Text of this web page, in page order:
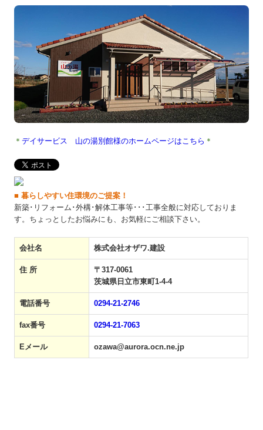
■ 暮らしやすい住環境のご提案！
新築･リフォーム･外構･解体工事等･･･工事全般に対応しておりま
す。ちょっとしたお悩みにも、お気軽にご相談下さい。
会社名 株式会社オザワ.建設
住 所
〒317-0061
茨城県日立市東町1-4-4
電話番号 0294-21-2746
fax番号 0294-21-7063
Eメール ozawa@aurora.ocn.ne.jp
＊デイサービス 山の湯別館様のホームページはこちら ＊